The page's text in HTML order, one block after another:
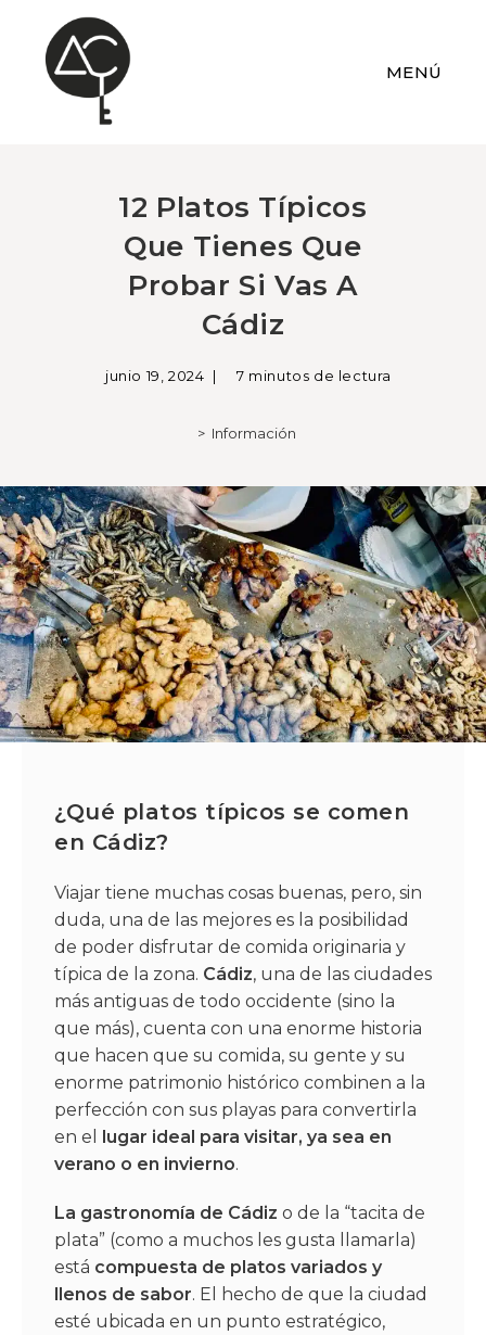
MENÚ
12 Platos Típicos
Que Tienes Que
Probar Si Vas A
Cádiz
junio 19, 2024 7 minutos de lectura
> Información
¿Qué platos típicos se comen
en Cádiz?
Viajar tiene muchas cosas buenas, pero, sin
duda, una de las mejores es la posibilidad
de poder disfrutar de comida originaria y
típica de la zona. Cádiz, una de las ciudades
más antiguas de todo occidente (sino la
que más), cuenta con una enorme historia
que hacen que su comida, su gente y su
enorme patrimonio histórico combinen a la
perfección con sus playas para convertirla
en el
lugar ideal para visitar, ya sea en
verano o en invierno.
La gastronomía de Cádiz o de la “tacita de
plata” (como a muchos les gusta llamarla)
está compuesta de platos variados y
llenos de sabor. El hecho de que la ciudad
esté ubicada en un punto estratégico,